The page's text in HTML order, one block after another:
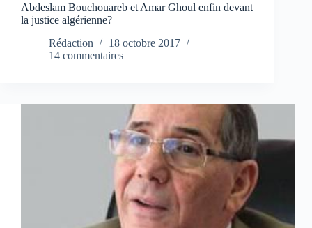
Abdeslam Bouchouareb et Amar Ghoul enfin devant
la justice algérienne?
Rédaction
18 octobre 2017
14 commentaires